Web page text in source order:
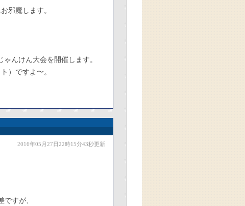
邪魔します。
んけん大会を開催します。
）ですよ〜。
2016年05月27日22時15分43秒更新
すが、